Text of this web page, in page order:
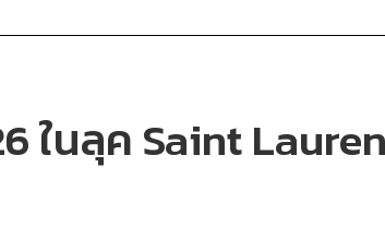
ในลุค Saint